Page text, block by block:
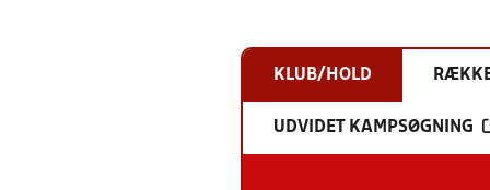
KLUB/HOLD
UDVIDET KAMPSØGNING